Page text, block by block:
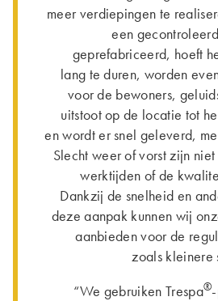
meer verdiepingen te
een
geprefabriceerd, hoeft
lang te duren, worden
voor de bewoners,
uitstoot op de locatie tot
en wordt er snel geleverd,
Slecht weer of vorst zijn
werktijden of de
Dankzij de snelheid en
deze aanpak kunnen wij
aanbieden voor de
zoals kleinere
“We gebruiken Trespa®